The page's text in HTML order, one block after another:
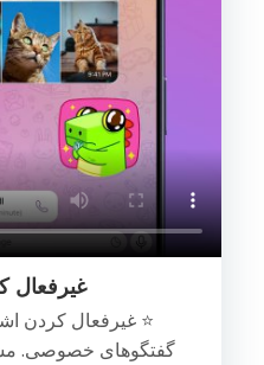
غیرفعال
⭐️ غیرفعال کردن
گفتگوهای خصوصی.